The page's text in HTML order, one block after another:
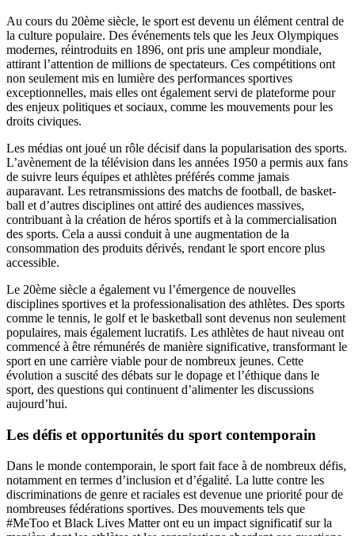
Au cours du 20ème siècle, le sport est devenu un élément central de
la culture populaire. Des événements tels que les Jeux Olympiques
modernes, réintroduits en 1896, ont pris une ampleur mondiale,
attirant l’attention de millions de spectateurs. Ces compétitions ont
non seulement mis en lumière des performances sportives
exceptionnelles, mais elles ont également servi de plateforme pour
des enjeux politiques et sociaux, comme les mouvements pour les
droits civiques.
Les médias ont joué un rôle décisif dans la popularisation des sports.
L’avènement de la télévision dans les années 1950 a permis aux fans
de suivre leurs équipes et athlètes préférés comme jamais
auparavant. Les retransmissions des matchs de football, de basket-
ball et d’autres disciplines ont attiré des audiences massives,
contribuant à la création de héros sportifs et à la commercialisation
des sports. Cela a aussi conduit à une augmentation de la
consommation des produits dérivés, rendant le sport encore plus
accessible.
Le 20ème siècle a également vu l’émergence de nouvelles
disciplines sportives et la professionalisation des athlètes. Des sports
comme le tennis, le golf et le basketball sont devenus non seulement
populaires, mais également lucratifs. Les athlètes de haut niveau ont
commencé à être rémunérés de manière significative, transformant le
sport en une carrière viable pour de nombreux jeunes. Cette
évolution a suscité des débats sur le dopage et l’éthique dans le
sport, des questions qui continuent d’alimenter les discussions
aujourd’hui.
Les défis et opportunités du sport contemporain
Dans le monde contemporain, le sport fait face à de nombreux défis,
notamment en termes d’inclusion et d’égalité. La lutte contre les
discriminations de genre et raciales est devenue une priorité pour de
nombreuses fédérations sportives. Des mouvements tels que
#MeToo et Black Lives Matter ont eu un impact significatif sur la